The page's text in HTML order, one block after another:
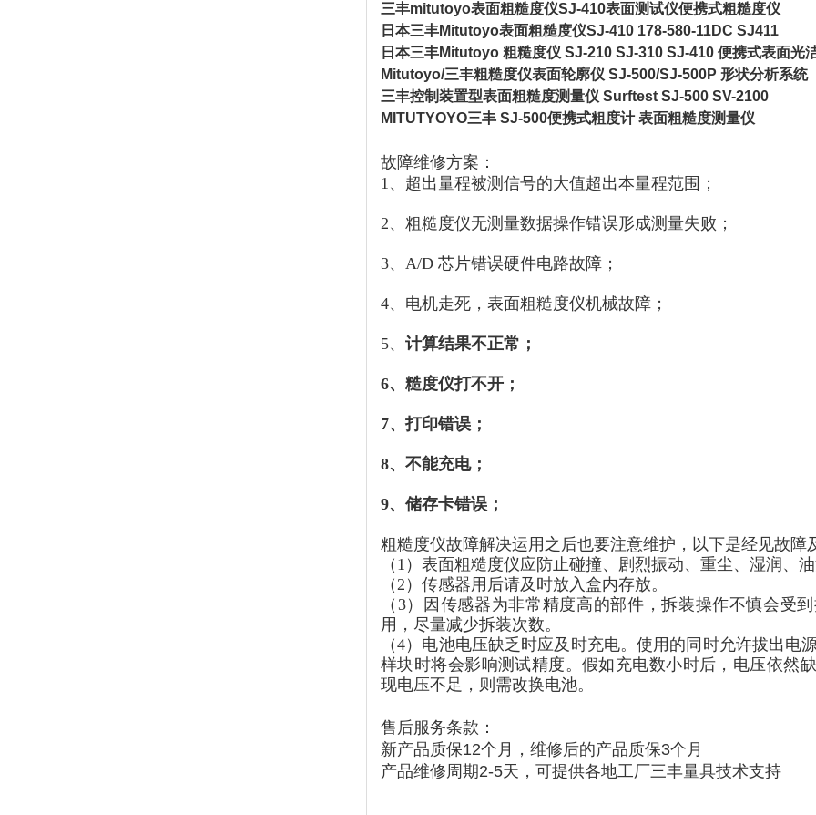
三丰mitutoyo表面粗糙度仪SJ-410表面测试仪便携式粗糙度仪
日本三丰Mitutoyo表面粗糙度仪SJ-410 178-580-11DC SJ411
日本三丰Mitutoyo 粗糙度仪 SJ-210 SJ-310 SJ-410 便携式表面光
Mitutoyo/三丰粗糙度仪表面轮廓仪 SJ-500/SJ-500P 形状分析系统
三丰控制装置型表面粗糙度测量仪 Surftest SJ-500 SV-2100
MITUTYOYO三丰 SJ-500便携式粗度计 表面粗糙度测量仪
故障维修方案：
1、超出量程被测信号的大值超出本量程范围；
2、粗糙度仪无测量数据操作错误形成测量失败；
3、A/D 芯片错误硬件电路故障；
4、电机走死，表面粗糙度仪机械故障；
5、 计算结果不正常；
6、 糙度仪打不开；
7、打印错误；
8、不能充电；
9、储存卡错误；
粗糙度仪故障解决运用之后也要注意维护，以下是经见故障
（1）表面粗糙度仪应防止碰撞、剧烈振动、重尘、湿润、油
（2）传感器用后请及时放入盒内存放。
（3）因传感器为非常精度高的部件，拆装操作不慎会受
用，尽量减少拆装次数。
（4）电池电压缺乏时应及时充电。使用的同时允许拔出电
样块时将会影响测试精度。假如充电数小时后，电压依然
现电压不足，则需改换电池。
售后服务条款：
新产品质保12个月，维修后的产品质保3个月
产品维修周期2-5天，可提供各地工厂三丰量具技术支持